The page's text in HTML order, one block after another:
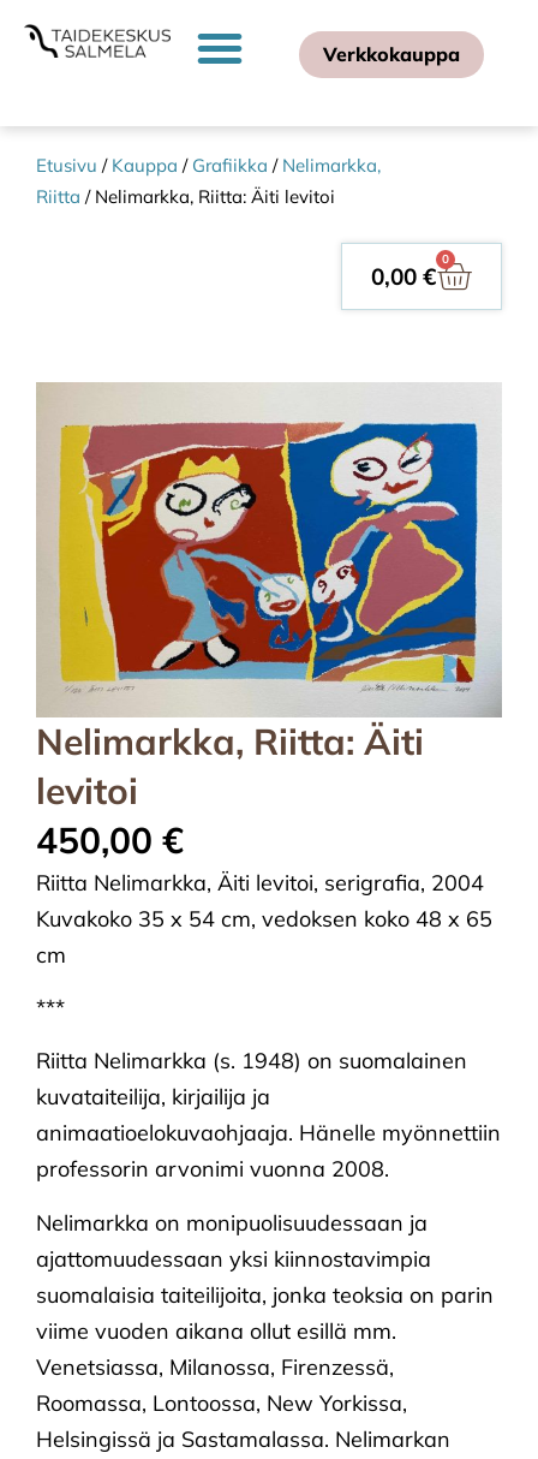
Verkkokauppa
Etusivu / Kauppa / Grafiikka / Nelimarkka,
Riitta / Nelimarkka, Riitta: Äiti levitoi
0,00 €
0
Nelimarkka, Riitta: Äiti
levitoi
450,00 €
Riitta Nelimarkka, Äiti levitoi, serigrafia, 2004
Kuvakoko 35 x 54 cm, vedoksen koko 48 x 65
cm
***
Riitta Nelimarkka (s. 1948) on suomalainen
kuvataiteilija, kirjailija ja
animaatioelokuvaohjaaja. Hänelle myönnettiin
professorin arvonimi vuonna 2008.
Nelimarkka on monipuolisuudessaan ja
ajattomuudessaan yksi kiinnostavimpia
suomalaisia taiteilijoita, jonka teoksia on parin
viime vuoden aikana ollut esillä mm.
Venetsiassa, Milanossa, Firenzessä,
Roomassa, Lontoossa, New Yorkissa,
Helsingissä ja Sastamalassa. Nelimarkan